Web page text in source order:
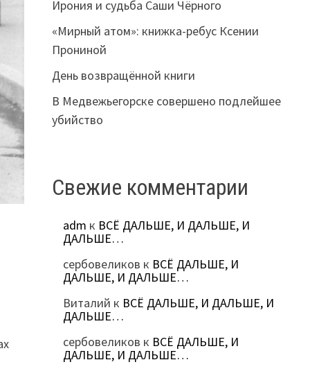
Ирония и судьба Саши Чёрного
«Мирный атом»: книжка-ребус Ксении
Прониной
День возвращённой книги
В Медвежьегорске совершено подлейшее
убийство
Свежие комментарии
adm к ВСЁ ДАЛЬШЕ, И ДАЛЬШЕ, И
ДАЛЬШЕ…
сербовеликов к ВСЁ ДАЛЬШЕ, И
ДАЛЬШЕ, И ДАЛЬШЕ…
Виталий к ВСЁ ДАЛЬШЕ, И ДАЛЬШЕ, И
ДАЛЬШЕ…
сербовеликов к ВСЁ ДАЛЬШЕ, И
ДАЛЬШЕ, И ДАЛЬШЕ…